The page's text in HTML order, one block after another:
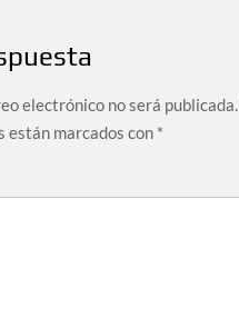
electrónico no será publicada.
están marcados con *